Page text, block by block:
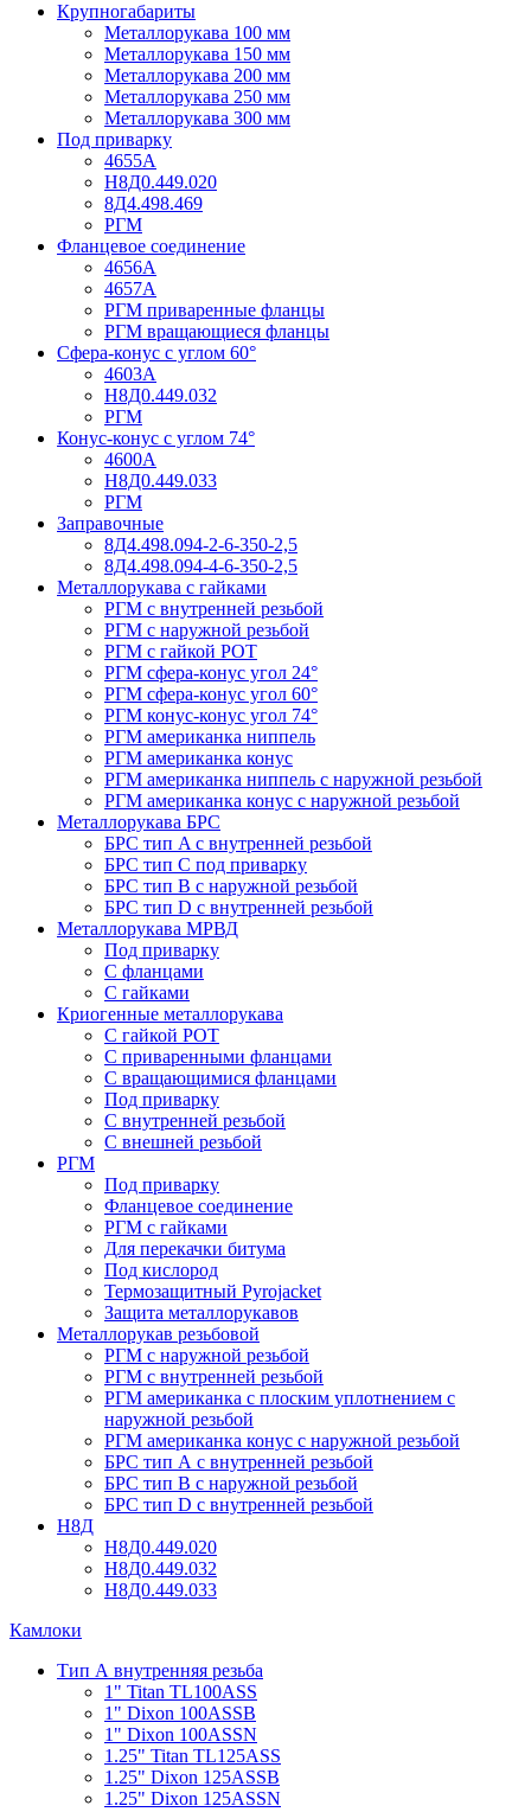
Крупногабариты
Металлорукава 100 мм
Металлорукава 150 мм
Металлорукава 200 мм
Металлорукава 250 мм
Металлорукава 300 мм
Под приварку
4655А
Н8Д0.449.020
8Д4.498.469
РГМ
Фланцевое соединение
4656А
4657А
РГМ приваренные фланцы
РГМ вращающиеся фланцы
Сфера-конус с углом 60°
4603А
Н8Д0.449.032
РГМ
Конус-конус с углом 74°
4600А
Н8Д0.449.033
РГМ
Заправочные
8Д4.498.094-2-6-350-2,5
8Д4.498.094-4-6-350-2,5
Металлорукава с гайками
РГМ с внутренней резьбой
РГМ с наружной резьбой
РГМ с гайкой РОТ
РГМ сфера-конус угол 24°
РГМ сфера-конус угол 60°
РГМ конус-конус угол 74°
РГМ американка ниппель
РГМ американка конус
РГМ американка ниппель с наружной резьбой
РГМ американка конус с наружной резьбой
Металлорукава БРС
БРС тип A с внутренней резьбой
БРС тип C под приварку
БРС тип B с наружной резьбой
БРС тип D с внутренней резьбой
Металлорукава МРВД
Под приварку
С фланцами
С гайками
Криогенные металлорукава
С гайкой РОТ
С приваренными фланцами
С вращающимися фланцами
Под приварку
С внутренней резьбой
С внешней резьбой
РГМ
Под приварку
Фланцевое соединение
РГМ с гайками
Для перекачки битума
Под кислород
Термозащитный Pyrojacket
Защита металлорукавов
Металлорукав резьбовой
РГМ с наружной резьбой
РГМ с внутренней резьбой
РГМ американка с плоским уплотнением с
наружной резьбой
РГМ американка конус с наружной резьбой
БРС тип А с внутренней резьбой
БРС тип В с наружной резьбой
БРС тип D с внутренней резьбой
Н8Д
Н8Д0.449.020
Н8Д0.449.032
Н8Д0.449.033
Камлоки
Тип А внутренняя резьба
1" Titan TL100ASS
1" Dixon 100ASSB
1" Dixon 100ASSN
1.25" Titan TL125ASS
1.25" Dixon 125ASSB
1.25" Dixon 125ASSN